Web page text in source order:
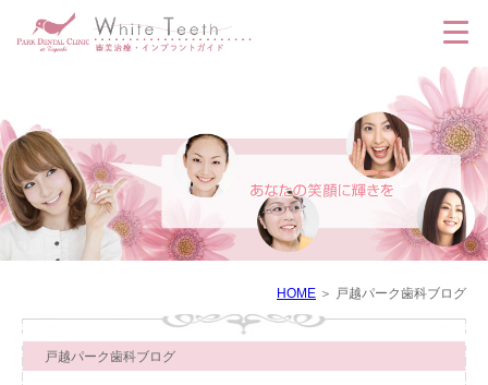
HOME 戸越パーク歯科ブログ
戸越パーク歯科ブログ